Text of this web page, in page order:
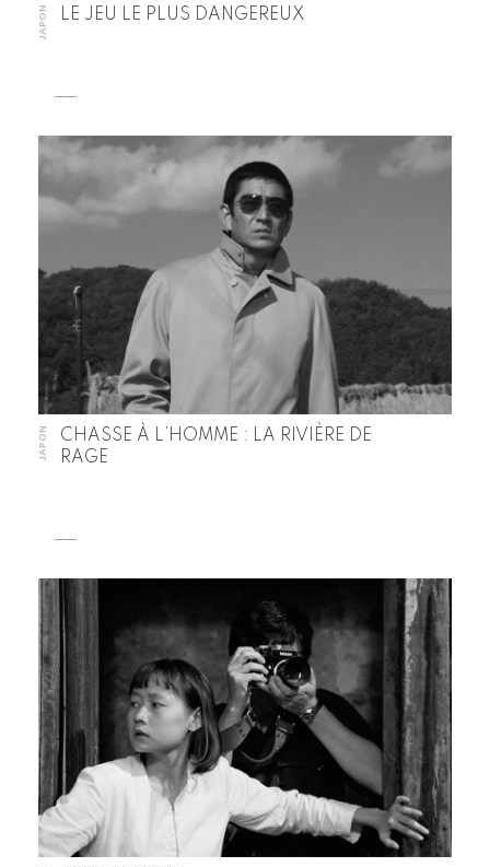
JAPON LE JEU LE PLUS DANGEREUX
JAPON
CHASSE À L’HOMME : LA RIVIÈRE DE
RAGE